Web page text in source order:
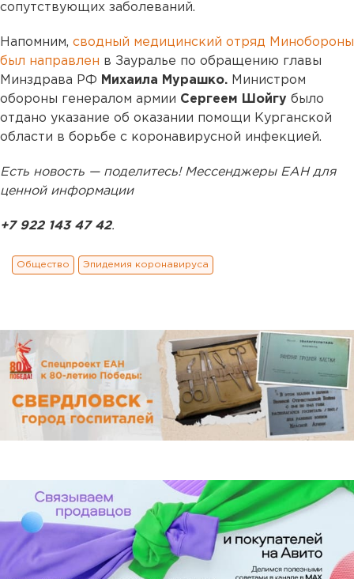
сопутствующих заболеваний.
Напомним, сводный медицинский отряд Минобороны
был направлен в Зауралье по обращению главы
Минздрава РФ Михаила Мурашко. Министром
обороны генералом армии Сергеем Шойгу было
отдано указание об оказании помощи Курганской
области в борьбе с коронавирусной инфекцией.
Есть новость — поделитесь! Мессенджеры ЕАН для
ценной информации
+7 922 143 47 42.
Общество Эпидемия коронавируса